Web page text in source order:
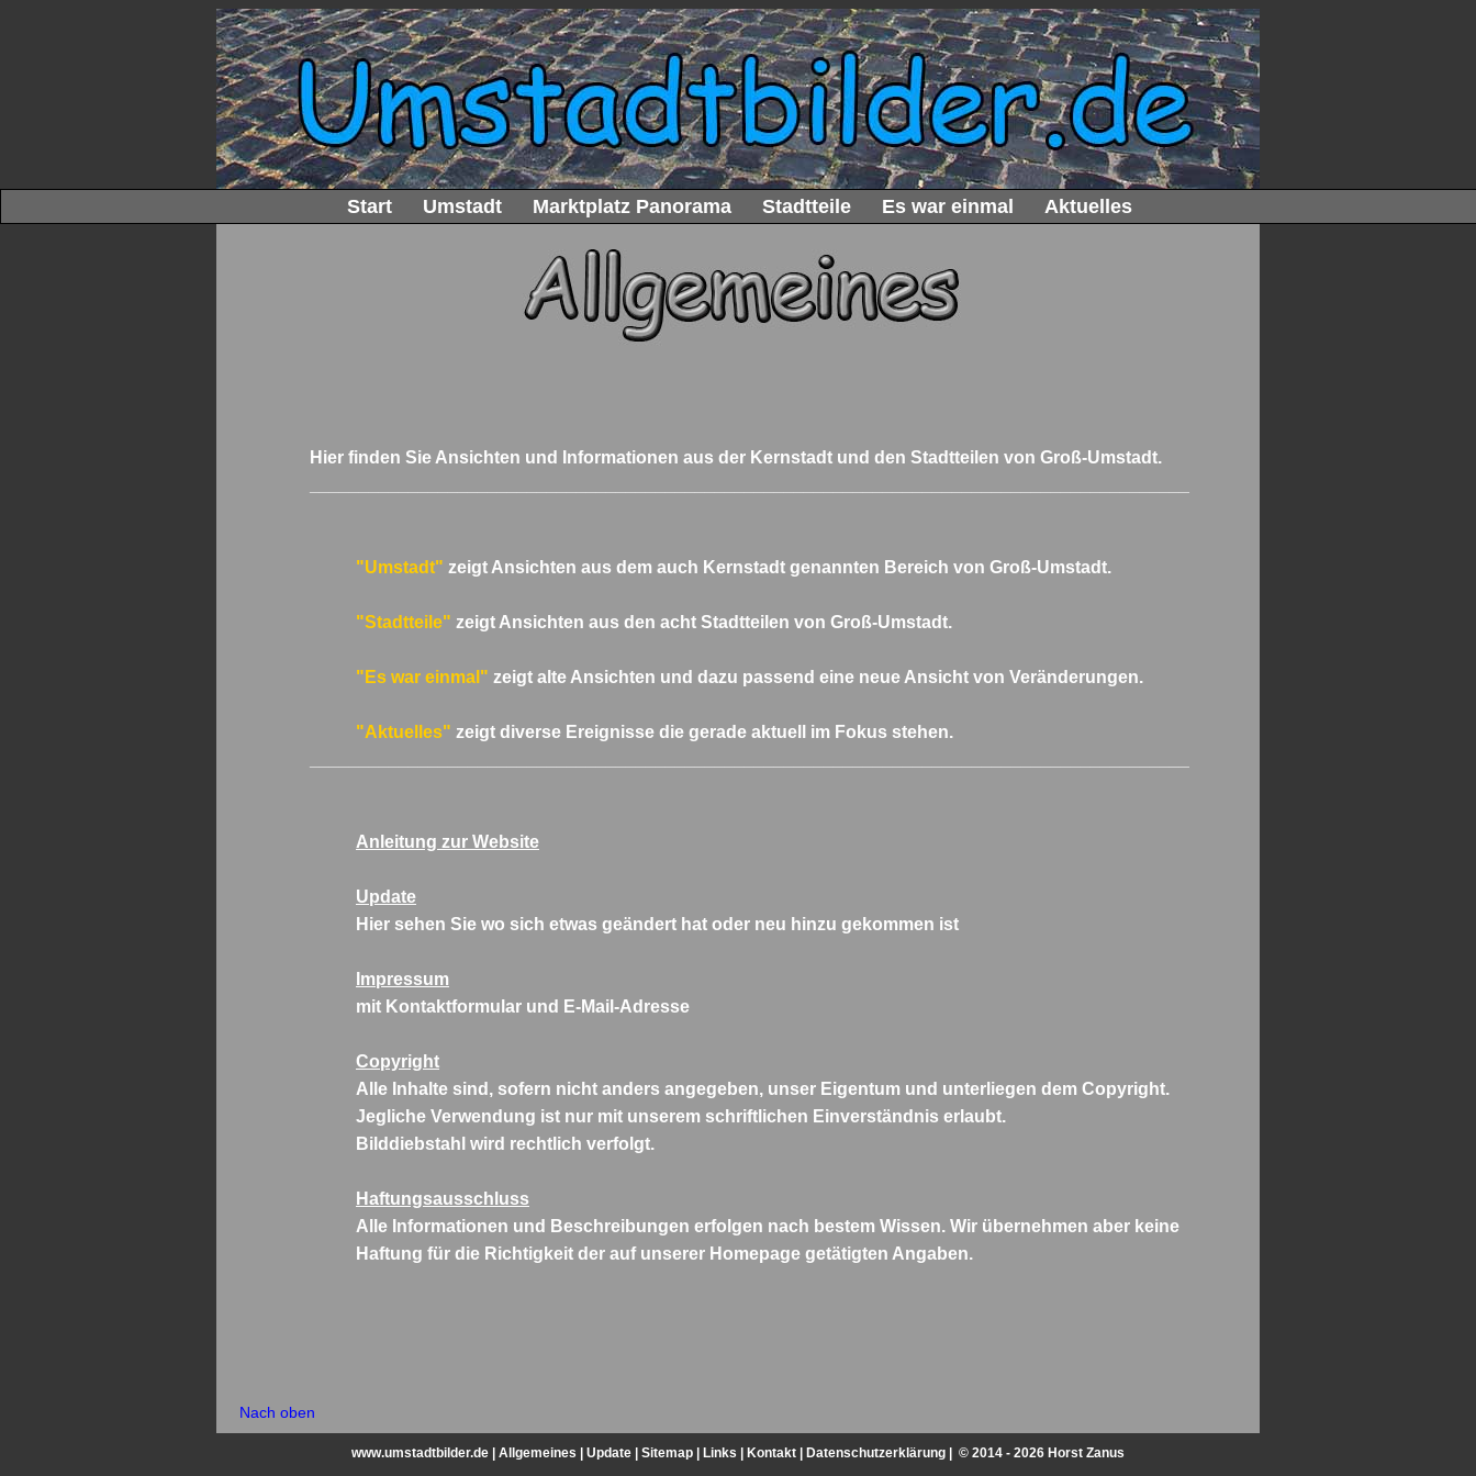
Start Umstadt Marktplatz Panorama Stadtteile Es war einmal Aktuelles
Hier finden Sie Ansichten und Informationen aus der Kernstadt und den Stadtteilen von Groß-Umstadt.
"Umstadt" zeigt Ansichten aus dem auch Kernstadt genannten Bereich von Groß-Umstadt.
"Stadtteile" zeigt Ansichten aus den acht Stadtteilen von Groß-Umstadt.
"Es war einmal" zeigt alte Ansichten und dazu passend eine neue Ansicht von Veränderungen.
"Aktuelles" zeigt diverse Ereignisse die gerade aktuell im Fokus stehen.
Anleitung zur Website
Update
Hier sehen Sie wo sich etwas geändert hat oder neu hinzu gekommen ist
Impressum
mit Kontaktformular und E-Mail-Adresse
Copyright
Alle Inhalte sind, sofern nicht anders angegeben, unser Eigentum und unterliegen dem Copyright.
Jegliche Verwendung ist nur mit unserem schriftlichen Einverständnis erlaubt.
Bilddiebstahl wird rechtlich verfolgt.
Haftungsausschluss
Alle Informationen und Beschreibungen erfolgen nach bestem Wissen. Wir übernehmen aber keine
Haftung für die Richtigkeit der auf unserer Homepage getätigten Angaben.
Nach oben
www.umstadtbilder.de | Allgemeines Update Sitemap Links Kontakt Datenschutzerklärung | © 2014 - 2026 Horst Zanus